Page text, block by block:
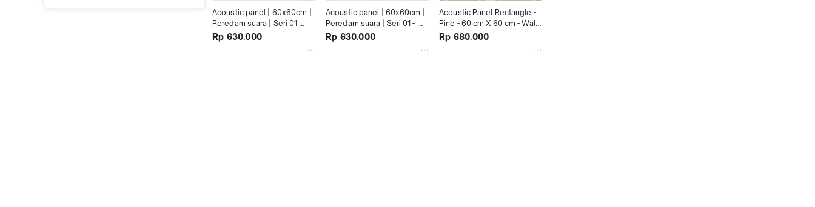
Acoustic panel | 60x60cm |
Peredam suara | Seri 01
Yakisugi
Rp 630.000
Acoustic panel | 60x60cm |
Peredam suara | Seri 01 -
Rubber
Rp 630.000
Acoustic Panel Rectangle -
Pine - 60 cm X 60 cm - Wall
Panel Peredam Suara
Rp 680.000